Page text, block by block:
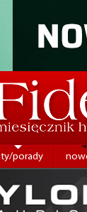
porady